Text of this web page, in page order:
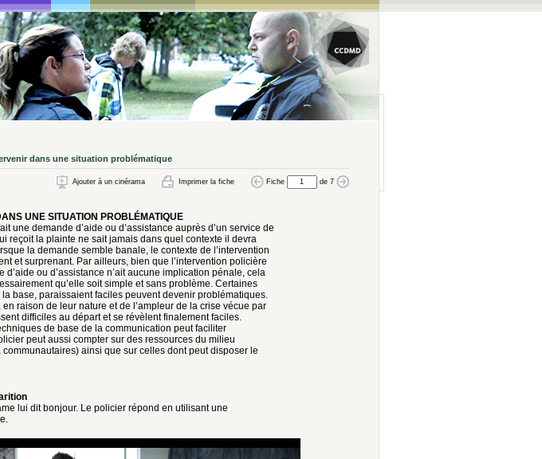
dans une situation problématique
Ajouter à un cinérama Imprimer la fiche Fiche de 7
UNE SITUATION PROBLÉMATIQUE
une demande d’aide ou d’assistance auprès d’un service de
reçoit la plainte ne sait jamais dans quel contexte il devra
la demande semble banale, le contexte de l’intervention
et surprenant. Par ailleurs, bien que l’intervention policière
d’aide ou d’assistance n’ait aucune implication pénale, cela
qu’elle soit simple et sans problème. Certaines
base, paraissaient faciles peuvent devenir problématiques.
en raison de leur nature et de l’ampleur de la crise vécue par
difficiles au départ et se révèlent finalement faciles.
de base de la communication peut faciliter
peut aussi compter sur des ressources du milieu
communautaires) ainsi que sur celles dont peut disposer le
lui dit bonjour. Le policier répond en utilisant une